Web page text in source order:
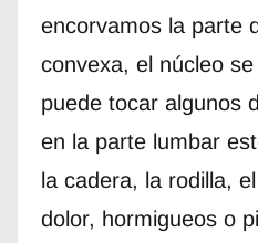
encorvamos la parte
convexa, el núcleo
puede tocar algunos
en la parte lumbar
la cadera, la rodilla,
dolor, hormigueos o